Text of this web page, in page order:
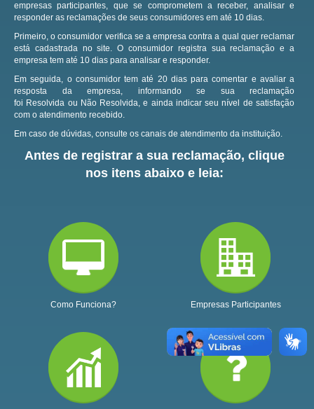
empresas participantes, que se comprometem a receber, analisar e
responder as reclamações de seus consumidores em até 10 dias.
Primeiro, o consumidor verifica se a empresa contra a qual quer reclamar
está cadastrada no site.O consumidor registra sua reclamação e a
empresa tem até 10 dias para analisar e responder.
Em seguida, o consumidor tem até 20 dias para comentar e avaliar a
resposta da empresa, informando se sua reclamação
foi Resolvida ou Não Resolvida, e ainda indicar seu nível de satisfação
com o atendimento recebido.
Em caso de dúvidas, consulte os canais de atendimento da instituição.
Antes de registrar a sua reclamação, clique
nos itens abaixo e leia:
Como Funciona? Empresas Participantes